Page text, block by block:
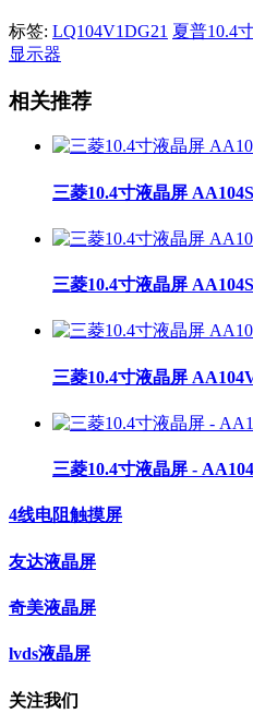
标签: LQ104V1DG21 夏普10.4
显示器
相关推荐
三菱10.4寸液晶屏
三菱10.4寸液晶屏
三菱10.4寸液晶屏
三菱10.4寸液晶屏 -
4线电阻触摸屏
友达液晶屏
奇美液晶屏
lvds液晶屏
关注我们